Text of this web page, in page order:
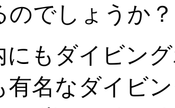
のでしょうか
にもダイビン
有名なダイビ